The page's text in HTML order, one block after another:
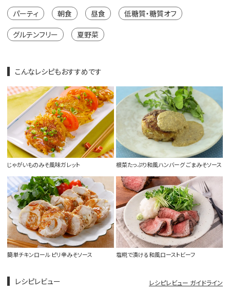
パーティ 朝食 昼食 低糖質・糖質オフ
グルテンフリー 夏野菜
こんなレシピもおすすめです
じゃがいものみそ風味ガレット 根菜たっぷり和風ハンバーグ ごまみそソース
簡単チキンロール ピリ辛みそソース 塩糀で漬ける和風ローストビーフ
レシピレビュー レシピレビュー ガイドライン